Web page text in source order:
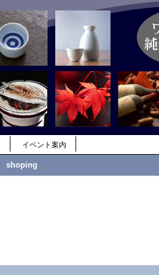
イベント案内
shoping